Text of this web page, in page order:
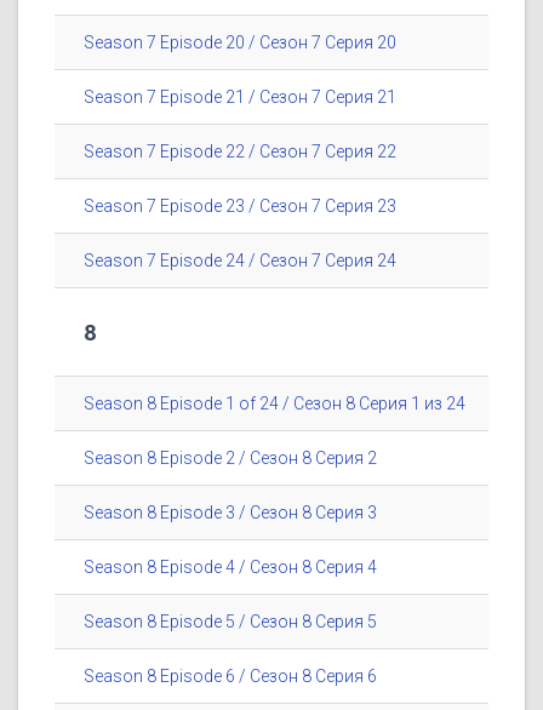
Season 7 Episode 20 / Сезон 7 Серия 20
Season 7 Episode 21 / Сезон 7 Серия 21
Season 7 Episode 22 / Сезон 7 Серия 22
Season 7 Episode 23 / Сезон 7 Серия 23
Season 7 Episode 24 / Сезон 7 Серия 24
8
Season 8 Episode 1 of 24 / Сезон 8 Серия 1 из 24
Season 8 Episode 2 / Сезон 8 Серия 2
Season 8 Episode 3 / Сезон 8 Серия 3
Season 8 Episode 4 / Сезон 8 Серия 4
Season 8 Episode 5 / Сезон 8 Серия 5
Season 8 Episode 6 / Сезон 8 Серия 6